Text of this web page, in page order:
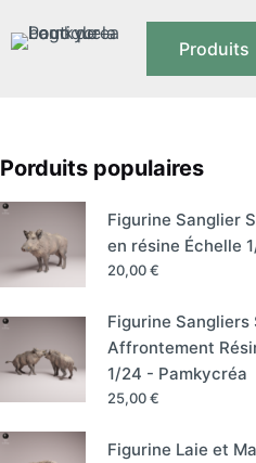
Produits
Porduits populaires
Figurine Sanglier
en résine Échelle
20,00€
Figurine Sangliers
Affrontement
1/24 - Pamkycréa
25,00€
Figurine Laie et